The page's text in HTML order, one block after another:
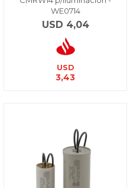
WE0714
USD 4,04
USD
3,43